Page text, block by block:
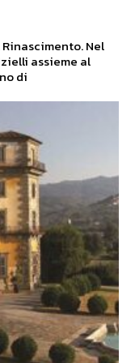
Nel
assieme al
di